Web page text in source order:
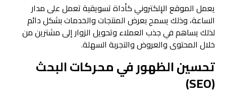
يعمل الموقع الإلكتروني كأداة تسويقية تعمل على مدار
الساعة، وذلك يسمح بعرض المنتجات والخدمات بشكل دائم
لذلك يساهم في جذب العملاء وتحويل الزوار إلى مشترين من
خلال المحتوى والعروض والتجربة السهلة.
تحسين الظهور في محركات البحث
(SEO)